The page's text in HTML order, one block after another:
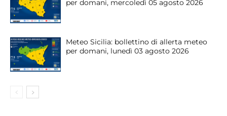
per domani, mercoledì 05 agosto 2026
Meteo Sicilia: bollettino di allerta meteo
per domani, lunedì 03 agosto 2026